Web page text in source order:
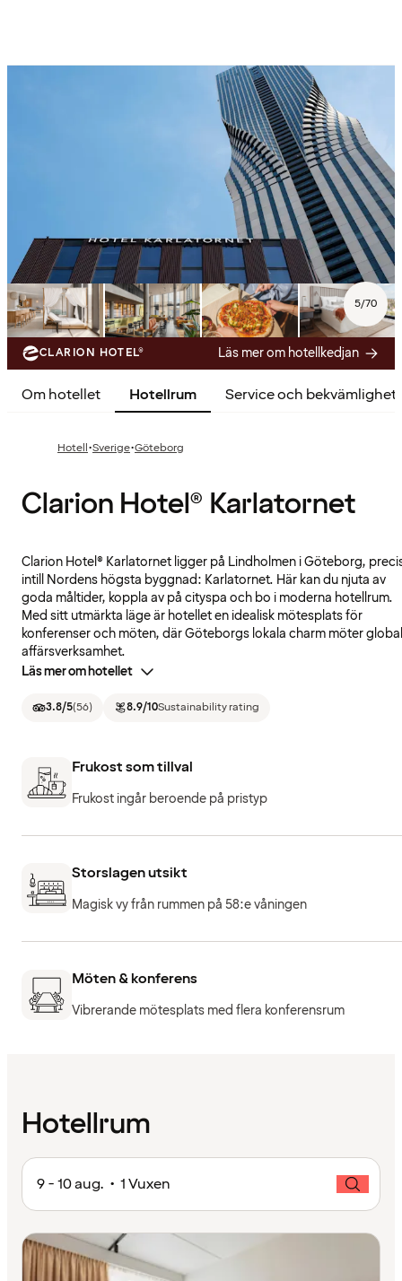
5/70
CLARION HOTEL® Läs mer om hotellkedjan
Om hotellet Hotellrum Service och
Hotell·Sverige·Göteborg
Clarion Hotel® Karlatornet
Clarion Hotel® Karlatornet ligger på Lindholmen i Göteborg,
intill Nordens högsta byggnad: Karlatornet. Här kan du njuta av
goda måltider, koppla av på cityspa och bo i moderna hotellrum.
Med sitt utmärkta läge är hotellet en idealisk mötesplats för
konferenser och möten, där Göteborgs lokala charm möter global
affärsverksamhet.
Läs mer om hotellet
3.8/5(56) 8.9/10Sustainability rating
Frukost som tillval
Frukost ingår beroende på pristyp
Storslagen utsikt
Magisk vy från rummen på 58:e våningen
Möten & konferens
Vibrerande mötesplats med flera konferensrum
Hotellrum
9 - 10 aug. • 1 Vuxen